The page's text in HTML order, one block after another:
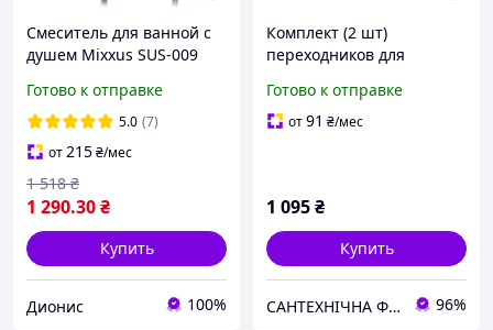
Смеситель для ванной с
душем Mixxus SUS-009
Готово к отправке
5.0 (7)
от215₴/мес
1 290.30₴
1 518 ₴
Купить
Дионис 100%
Комплект (2 шт)
переходников для
акриловую ванную Zerix
LR77 (ZX2637)
Готово к отправке
от91 ₴/мес
1 095₴
Купить
САНТЕХНІЧНА ФОРТЕЦЯ 96%